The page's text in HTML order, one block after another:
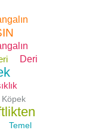
Deri
Köpek
Temel